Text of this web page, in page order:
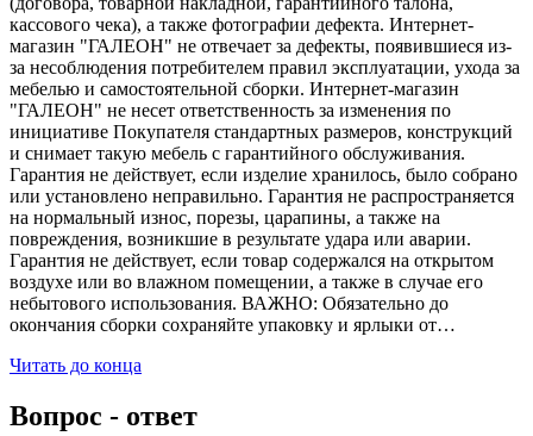
кассового чека), а также фотографии дефекта. Интернет-
магазин "ГАЛЕОН" не отвечает за дефекты, появившиеся из-
за несоблюдения потребителем правил эксплуатации, ухода за
мебелью и самостоятельной сборки. Интернет-магазин
"ГАЛЕОН" не несет ответственность за изменения по
инициативе Покупателя стандартных размеров, конструкций
и снимает такую мебель с гарантийного обслуживания.
Гарантия не действует, если изделие хранилось, было собрано
или установлено неправильно. Гарантия не распространяется
на нормальный износ, порезы, царапины, а также на
повреждения, возникшие в результате удара или аварии.
Гарантия не действует, если товар содержался на открытом
воздухе или во влажном помещении, а также в случае его
небытового использования. ВАЖНО: Обязательно до
окончания сборки сохраняйте упаковку и ярлыки от…
Читать до конца
Вопрос - ответ